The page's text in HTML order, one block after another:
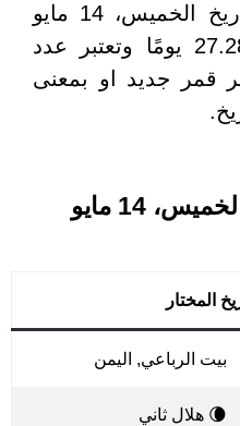
الشمس. والقمر في تاريخ الخميس، 14 مايو
2026 يبلغ من العمر 27.28 يومًا وتعتبر عدد
قمر جديد او بمعنى
تفاصيل حالة القمر في الخميس، 14 مايو
المختار
بيت الرباعي, اليمن
🌘 هلال ثاني